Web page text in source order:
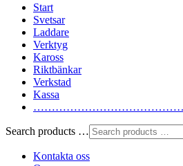
Start
Svetsar
Laddare
Verktyg
Kaross
Riktbänkar
Verkstad
Kassa
Search products …
Kontakta oss